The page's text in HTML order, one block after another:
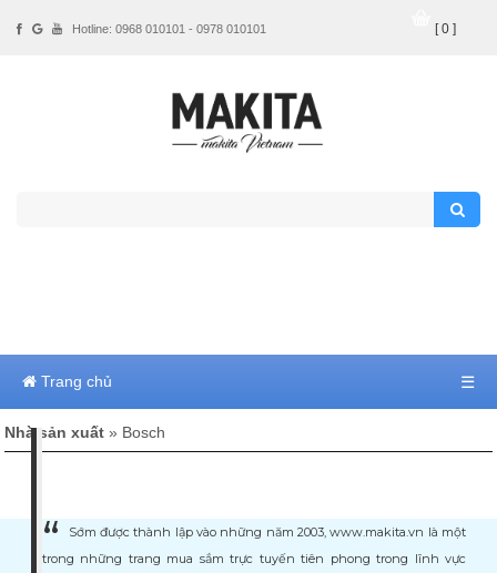
Trang chủ ☰
Nhà sản xuất » Bosch
Sớm được thành lập vào những năm 2003, www.makita.vn là một
trong những trang mua sắm trực tuyến tiên phong trong lĩnh vực
Hotline: 0968 010101 - 0978 010101 [ 0 ]